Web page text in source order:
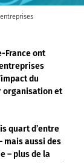
France ont
du
organisation et
quart d’entre
mais aussi des
– plus de la